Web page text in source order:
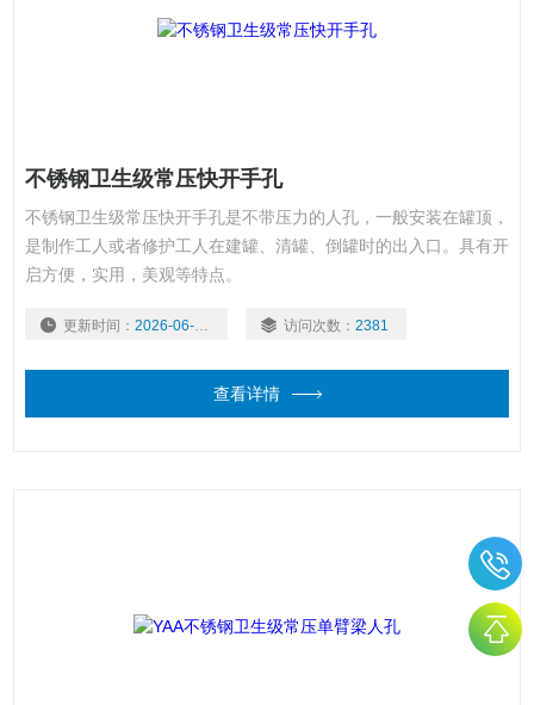
不锈钢卫生级常压快开手孔
不锈钢卫生级常压快开手孔是不带压力的人孔，一般安装在罐顶，
是制作工人或者修护工人在建罐、清罐、倒罐时的出入口。具有开
启方便，实用，美观等特点。
更新时间： 2026-06-16 访问次数： 2381
查看详情